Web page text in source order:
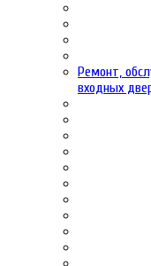
Ремонт,
входных